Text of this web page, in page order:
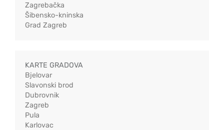
Zagrebačka
Šibensko-kninska
Grad Zagreb
KARTE GRADOVA
Bjelovar
Slavonski brod
Dubrovnik
Zagreb
Pula
Karlovac